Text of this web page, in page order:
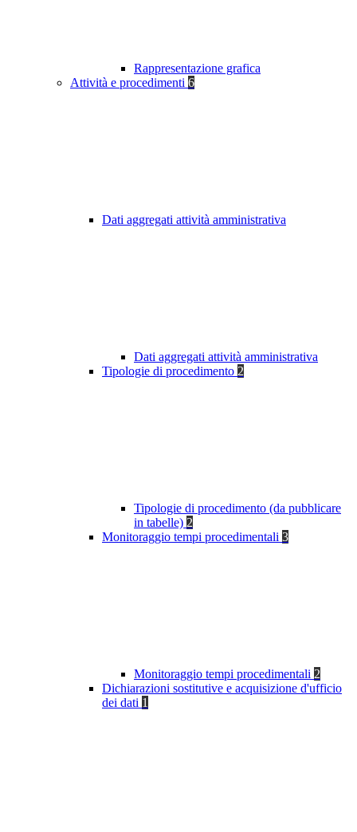
Rappresentazione grafica
Attività e procedimenti 6
Dati aggregati attività amministrativa
Dati aggregati attività amministrativa
Tipologie di procedimento 2
Tipologie di procedimento (da pubblicare
in tabelle) 2
Monitoraggio tempi procedimentali 3
Monitoraggio tempi procedimentali 2
Dichiarazioni sostitutive e acquisizione d'ufficio
dei dati 1